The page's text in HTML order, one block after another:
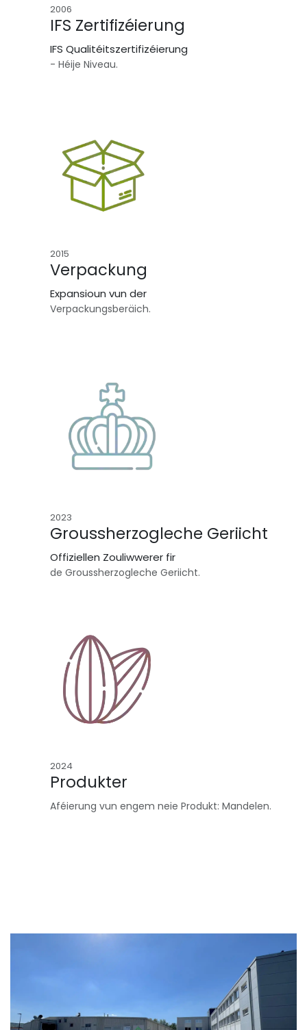
2006
IFS Zertifizéierung
IFS Qualitéitszertifizéierung
- Héije Niveau.
2015
Verpackung
Expansioun vun der
Verpackungsberäich.
2023
Groussherzogleche Geriicht
Offiziellen Zouliwwerer fir
de Groussherzogleche Geriicht.
2024
Produkter​
Aféierung vun engem neie Produkt: Mandelen.